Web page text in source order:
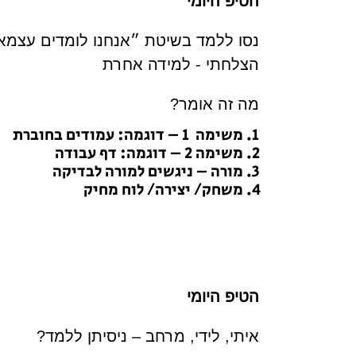
נסו ללמד בשיטת ״אנחנו לומדים
הצלחתי - למידה אחרת
מה זה אומר?
משימה 1 – דוגמה: עמודים בחוברת
משימה 2 – דוגמה: דף עבודה
מורה – ניגשים למורה לבדיקה
משחק/ יצירה/ לוח מחיק
הטיפ היומי
איתי, לידי, מרחב – ניסיתן ללמד?